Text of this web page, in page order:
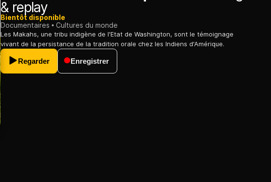
& replay
Bientôt disponible
Documentaires
Cultures du monde
Les Makahs, une tribu indigène de l'Etat de Washington, sont le témoignage
vivant de la persistance de la tradition orale chez les Indiens d'Amérique.
Regarder Enregistrer